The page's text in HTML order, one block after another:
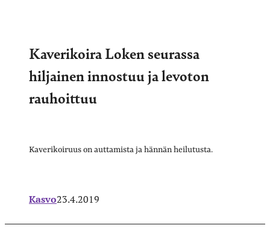
Kaverikoira Loken seurassa
hiljainen innostuu ja levoton
rauhoittuu
Kaverikoiruus on auttamista ja hännän heilutusta.
Kasvo23.4.2019